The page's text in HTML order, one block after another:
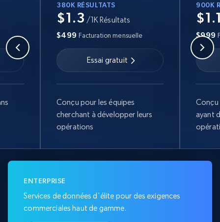
380K RÉSULTATS
$1.3 /1K Résultats
$499 Facturation mensuelle
Essai gratuit
Conçu pour les équipes
cherchant à développer leurs
opérations
900K
$999
Conçu
ayant
ENTERPRISE
Services de données d'élite pour des exigences
commerciales haut de gamme.